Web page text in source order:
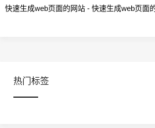
快速生成web页面的网站 - 快速生成web页面
热门标签